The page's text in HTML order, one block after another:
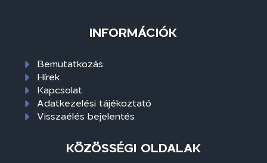
INFORMÁCIÓK
Bemutatkozás
Hírek
Kapcsolat
Adatkezelési tájékoztató
Visszaélés bejelentés
KÖZÖSSÉGI OLDALAK